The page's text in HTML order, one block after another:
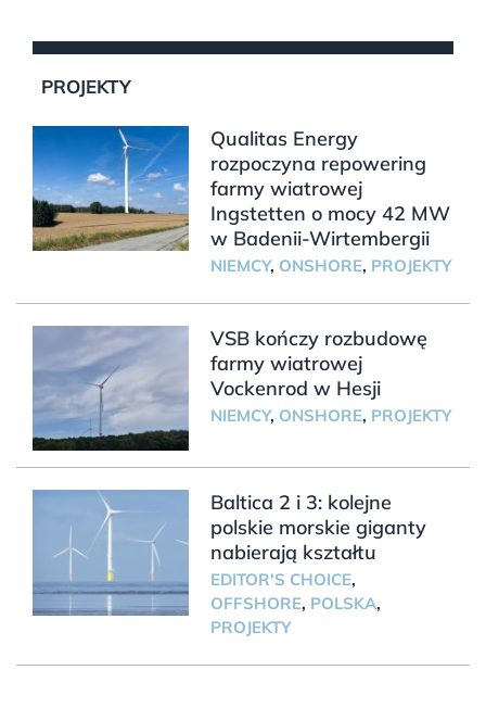
PROJEKTY
Qualitas Energy
rozpoczyna repowering
farmy wiatrowej
Ingstetten o mocy 42 MW
w Badenii-Wirtembergii
NIEMCY, ONSHORE, PROJEKTY
VSB kończy rozbudowę
farmy wiatrowej
Vockenrod w Hesji
NIEMCY, ONSHORE, PROJEKTY
Baltica 2 i 3: kolejne
polskie morskie giganty
nabierają kształtu
EDITOR'S CHOICE,
OFFSHORE, POLSKA,
PROJEKTY